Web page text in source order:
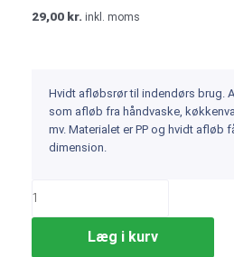
29,00 kr. inkl. moms
Hvidt afløbsrør til indendørs brug.
som afløb fra håndvaske,
mv. Materialet er PP og hvidt afløb
dimension.
Læg i kurv